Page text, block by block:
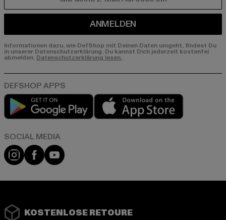
ANMELDEN
Informationen dazu, wie DefShop mit Deinen Daten umgeht, findest Du
in unserer Datenschutzerklärung. Du kannst Dich jederzeit kostenfei
abmelden. Datenschutzerklärung lesen.
Play market
Instagram
FacebookYouTube
KOSTENLOSE RETOURE